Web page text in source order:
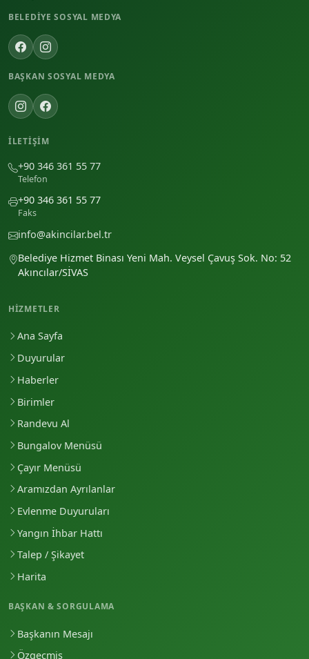
BELEDIYE SOSYAL MEDYA
BAŞKAN SOSYAL MEDYA
İLETIŞIM
+90 346 361 55 77
Telefon
+90 346 361 55 77
Faks
info@akincilar.bel.tr
Belediye Hizmet Binası Yeni Mah. Veysel Çavuş Sok. No: 52
Akıncılar/SİVAS
HIZMETLER
Ana Sayfa
Duyurular
Haberler
Birimler
Randevu Al
Bungalov Menüsü
Çayır Menüsü
Aramızdan Ayrılanlar
Evlenme Duyuruları
Yangın İhbar Hattı
Talep / Şikayet
Harita
BAŞKAN & SORGULAMA
Başkanın Mesajı
Özgeçmiş